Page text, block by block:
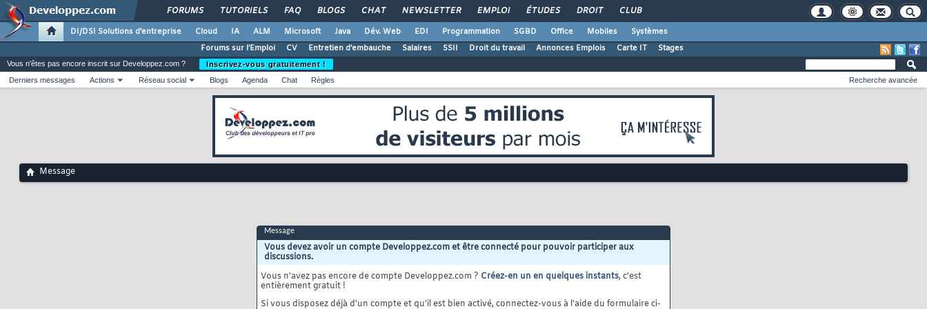
FORUMS TUTORIELS FAQ BLOGS CHAT NEWSLETTER EMPLOI ÉTUDES DROIT CLUB
DI/DSI Solutions d'entreprise Cloud IA ALM Microsoft Java Dév. Web EDI Programmation SGBD Office Mobiles
Systèmes
Forums sur l'Emploi
CV Entretien d'embauche Salaires SSII Droit du travail Annonces Emplois Carte IT Stages
Vous n'êtes pas encore inscrit sur Developpez.com ?
Inscrivez-vous gratuitement !
Derniers messages
Actions Réseau social Blogs Agenda Chat Règles Recherche avancée
Message
Message
Vous devez avoir un compte Developpez.com et être connecté pour pouvoir participer aux
discussions.
Vous n'avez pas encore de compte Developpez.com ? Créez-en un en quelques instants, c'est
entièrement gratuit !
Si vous disposez déjà d'un compte et qu'il est bien activé, connectez-vous à l'aide du formulaire ci-